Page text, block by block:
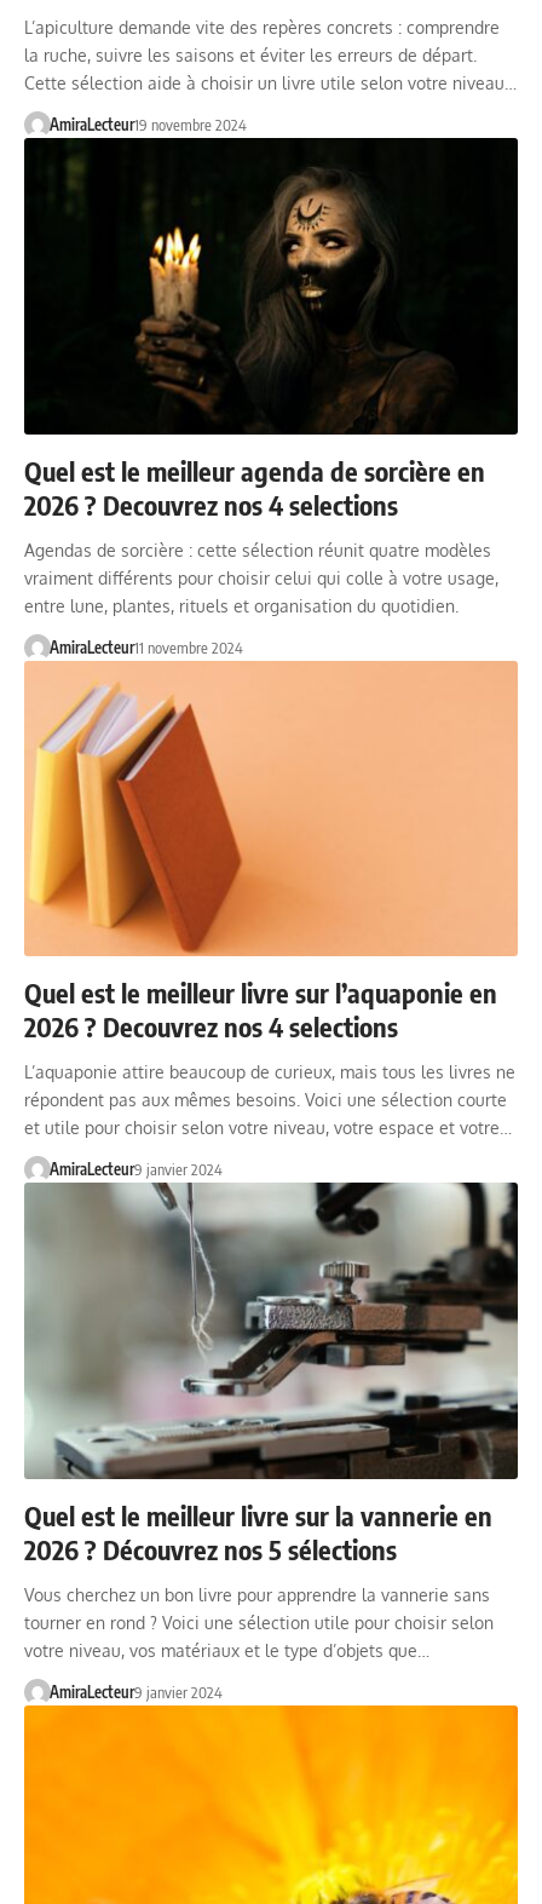
L’apiculture demande vite des repères concrets : comprendre
la ruche, suivre les saisons et éviter les erreurs de départ.
Cette sélection aide à choisir un livre utile selon votre niveau…
AmiraLecteur19 novembre 2024
Quel est le meilleur agenda de sorcière en
2026 ? Decouvrez nos 4 selections
Agendas de sorcière : cette sélection réunit quatre modèles
vraiment différents pour choisir celui qui colle à votre usage,
entre lune, plantes, rituels et organisation du quotidien.
AmiraLecteur11 novembre 2024
Quel est le meilleur livre sur l’aquaponie en
2026 ? Decouvrez nos 4 selections
L’aquaponie attire beaucoup de curieux, mais tous les livres ne
répondent pas aux mêmes besoins. Voici une sélection courte
et utile pour choisir selon votre niveau, votre espace et votre…
AmiraLecteur9 janvier 2024
Quel est le meilleur livre sur la vannerie en
2026 ? Découvrez nos 5 sélections
Vous cherchez un bon livre pour apprendre la vannerie sans
tourner en rond ? Voici une sélection utile pour choisir selon
votre niveau, vos matériaux et le type d’objets que…
AmiraLecteur9 janvier 2024